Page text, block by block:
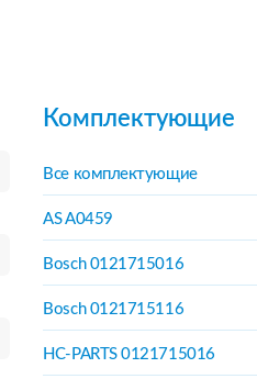
Комплектующие
Все комплектующие
AS A0459
Bosch 0121715016
Bosch 0121715116
HC-PARTS 0121715016